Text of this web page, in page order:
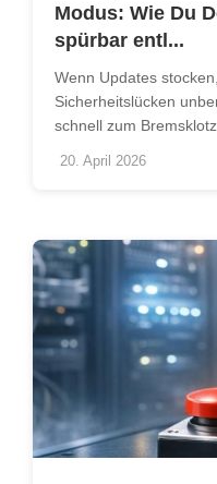
Modus: Wie Du
spürbar entl...
Wenn Updates
Sicherheitslücken
schnell zum
20. April 2026